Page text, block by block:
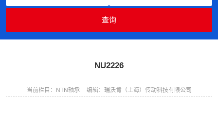
NU2226
当前栏目：NTN轴承 编辑：瑞沃肯（上海）传动科技有限公司